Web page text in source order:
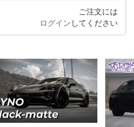
ご注文には
ログイン してください